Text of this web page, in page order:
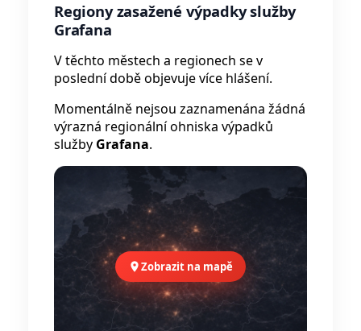
Regiony zasažené výpadky služby
Grafana
V těchto městech a regionech se v
poslední době objevuje více hlášení.
Momentálně nejsou zaznamenána žádná
výrazná regionální ohniska výpadků
služby Grafana.
Zobrazit na mapě